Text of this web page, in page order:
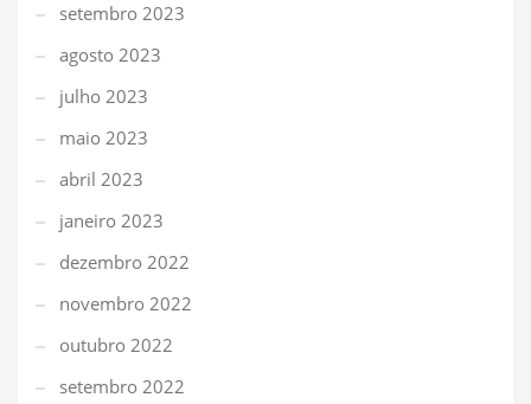
setembro 2023
agosto 2023
julho 2023
maio 2023
abril 2023
janeiro 2023
dezembro 2022
novembro 2022
outubro 2022
setembro 2022